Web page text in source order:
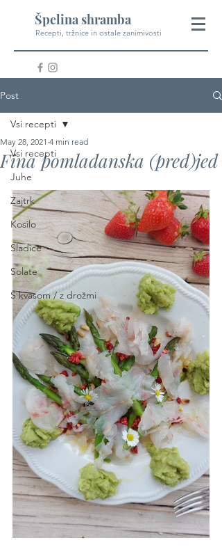
Špelina shramba
Recepti, tržnice in ostale zanimivosti
Post
Vsi recepti
Juhe
Zajtrk
Kosilo
Sladice
Solate
S kvasom / z drožmi
Vsi recepti
Fina pomladanska (pred)jed
May 28, 2021 4 min read